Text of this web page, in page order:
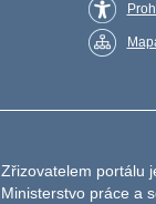
Zřizovatelem portálu
Ministerstvo práce a